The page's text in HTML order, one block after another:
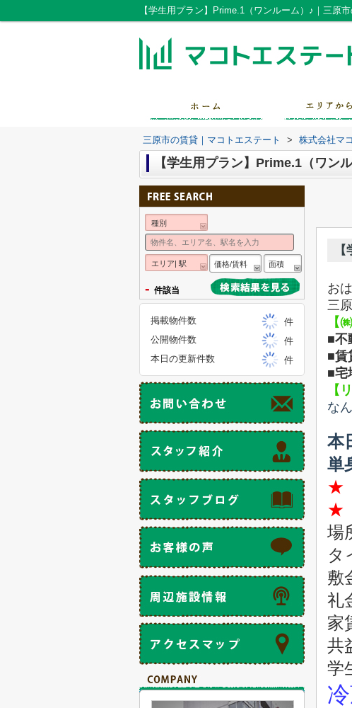
【学生用プラン】Prime.1（ワンルーム）♪｜三原
三原市の賃貸｜マコトエステート > 株式会社マ
【学生用プラン】Prime.1（ワン
お
三
【
■不
■賃
■宅
【
な
本
単
★
★
場
タ
敷
礼
家
共
学
種別
エリア| 駅 価格/賃料 面積
- 件該当
掲載物件数
件
公開物件数
件
本日の更新件数
件